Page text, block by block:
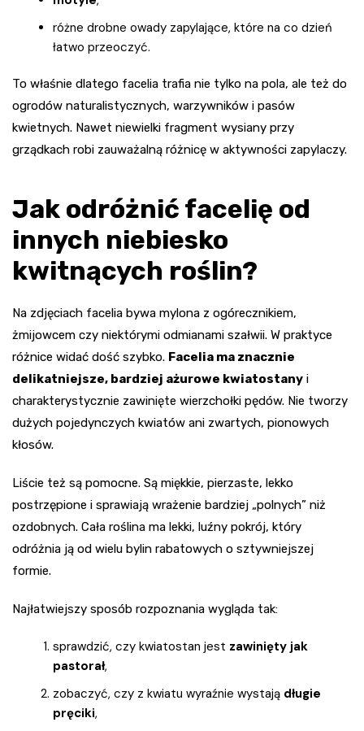
różne drobne owady zapylające, które na co dzień
łatwo przeoczyć.
To właśnie dlatego facelia trafia nie tylko na pola, ale też do
ogrodów naturalistycznych, warzywników i pasów
kwietnych. Nawet niewielki fragment wysiany przy
grządkach robi zauważalną różnicę w aktywności zapylaczy.
Jak odróżnić facelię od
innych niebiesko
kwitnących roślin?
Na zdjęciach facelia bywa mylona z ogórecznikiem,
żmijowcem czy niektórymi odmianami szałwii. W praktyce
różnice widać dość szybko. Facelia ma znacznie
delikatniejsze, bardziej ażurowe kwiatostany i
charakterystycznie zawinięte wierzchołki pędów. Nie tworzy
dużych pojedynczych kwiatów ani zwartych, pionowych
kłosów.
Liście też są pomocne. Są miękkie, pierzaste, lekko
postrzępione i sprawiają wrażenie bardziej „polnych” niż
ozdobnych. Cała roślina ma lekki, luźny pokrój, który
odróżnia ją od wielu bylin rabatowych o sztywniejszej
formie.
Najłatwiejszy sposób rozpoznania wygląda tak:
sprawdzić, czy kwiatostan jest zawinięty jak
pastorał,
zobaczyć, czy z kwiatu wyraźnie wystają długie
pręciki,